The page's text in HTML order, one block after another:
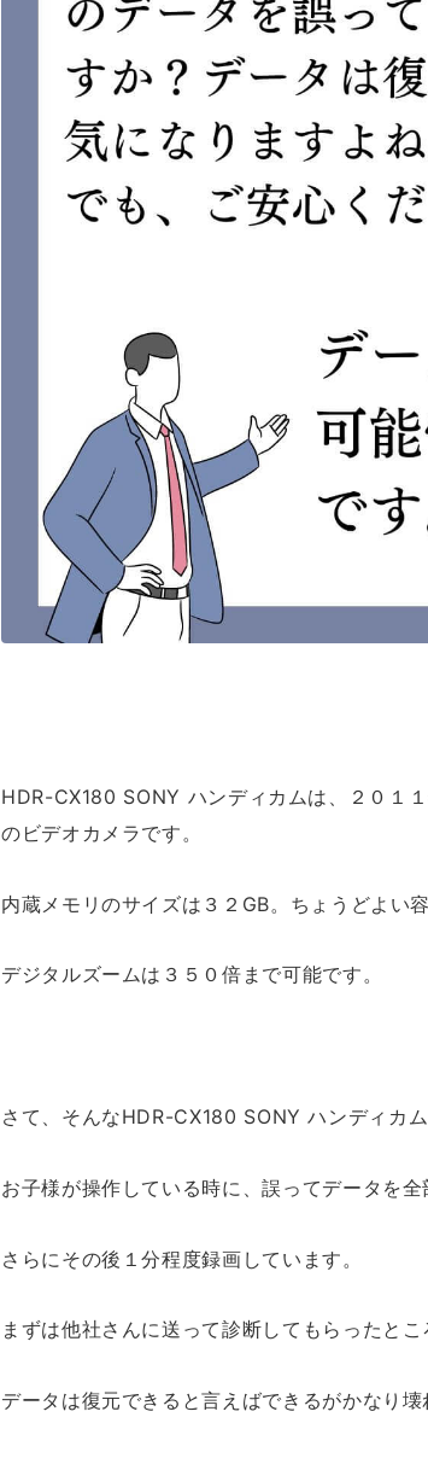
HDR-CX180 SONY ハンディカムは、２０１
のビデオカメラです。
内蔵メモリのサイズは３２GB。ちょうどよい容
デジタルズームは３５０倍まで可能です。
さて、そんなHDR-CX180 SONY ハンディカム
お子様が操作している時に、誤ってデータを全
さらにその後１分程度録画しています。
まずは他社さんに送って診断してもらったとこ
データは復元できると言えばできるがかなり壊